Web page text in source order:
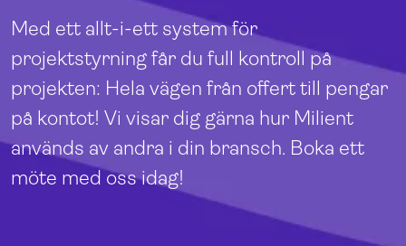
Med ett allt-i-ett system för
projektstyrning får du full kontroll på
projekten: Hela vägen från offert till pengar
på kontot! Vi visar dig gärna hur Milient
används av andra i din bransch. Boka ett
möte med oss idag!